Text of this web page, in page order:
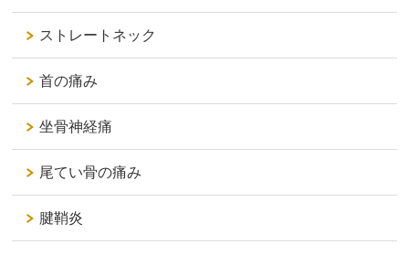
ストレートネック
首の痛み
坐骨神経痛
尾てい骨の痛み
腱鞘炎